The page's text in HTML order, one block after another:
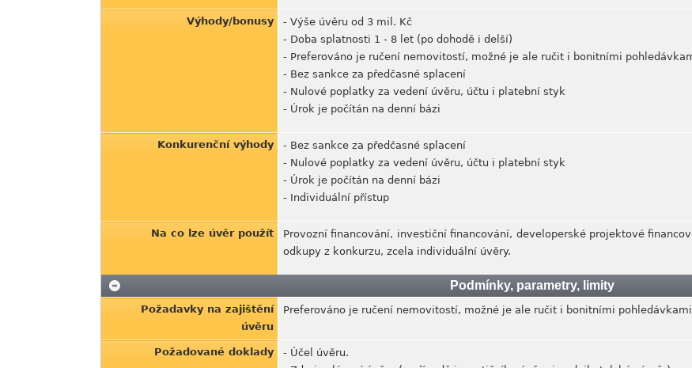
Výhody/bonusy
- Výše úvěru od 3 mil. Kč
- Doba splatnosti 1 - 8 let (po dohodě i delší)
- Preferováno je ručení nemovitostí, možné je ale ručit i bonitními
- Bez sankce za předčasné splacení
- Nulové poplatky za vedení úvěru, účtu i platební styk
- Úrok je počítán na denní bázi
Konkurenční výhody
- Bez sankce za předčasné splacení
- Nulové poplatky za vedení úvěru, účtu i platební styk
- Úrok je počítán na denní bázi
- Individuální přístup
Na co lze úvěr použít
Provozní financování, investiční financování, developerské projektové
odkupy z konkurzu, zcela individuální úvěry.
Podmínky, parametry, limity
Požadavky na zajištění
úvěru
Preferováno je ručení nemovitostí, možné je ale ručit i bonitními
Požadované doklady
- Účel úvěru.